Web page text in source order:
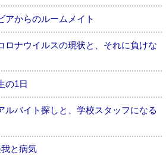
アからのルームメイト
ロナウイルスの現状と、それに負けな
の1日
ルバイト探しと、学校スタッフになる
と病気